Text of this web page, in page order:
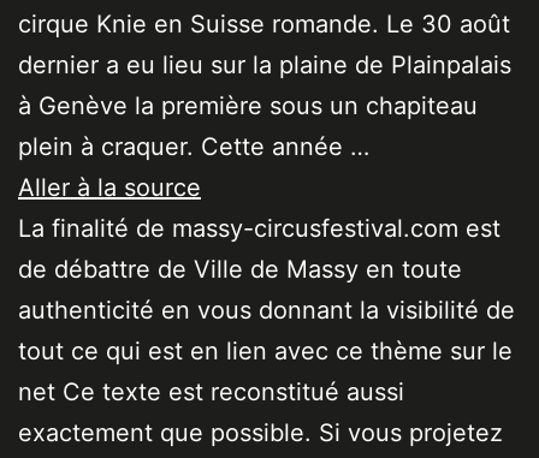
cirque Knie en Suisse romande. Le 30 août
dernier a eu lieu sur la plaine de Plainpalais
à Genève la première sous un chapiteau
plein à craquer. Cette année …
Aller à la source
La finalité de massy-circusfestival.com est
de débattre de Ville de Massy en toute
authenticité en vous donnant la visibilité de
tout ce qui est en lien avec ce thème sur le
net Ce texte est reconstitué aussi
exactement que possible. Si vous projetez